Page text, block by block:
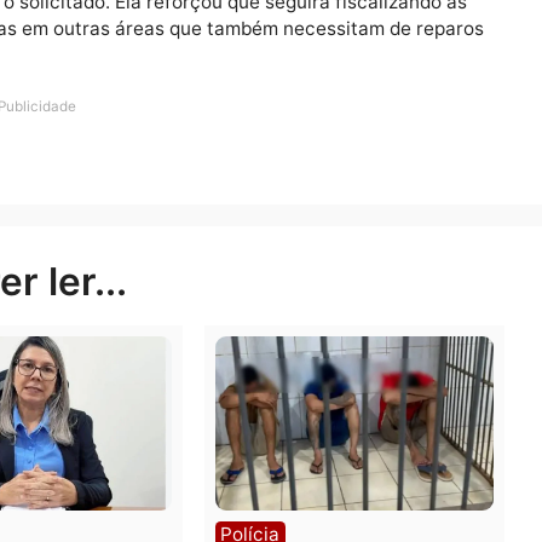
tanto pela dificuldade de trafegar quanto pela
urbana. Nosso mandato atua diretamente nas ruas,
também acompanhou a execução dos trabalhos
Publicidade
ler...